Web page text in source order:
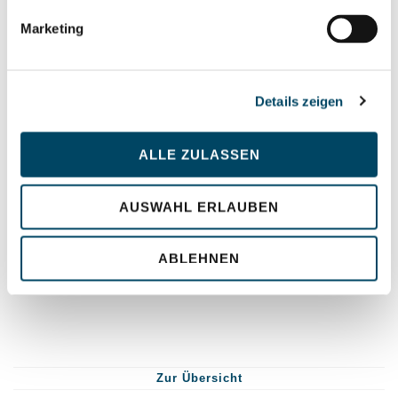
Marketing
Details zeigen
ALLE ZULASSEN
AUSWAHL ERLAUBEN
ABLEHNEN
FDSFDS
sdffsdf
Zur Übersicht